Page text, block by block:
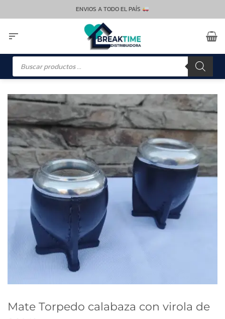
al
contenido
ENVIOS A TODO EL PAÍS
Búsqueda
productos
Mate Torpedo calabaza con virola de